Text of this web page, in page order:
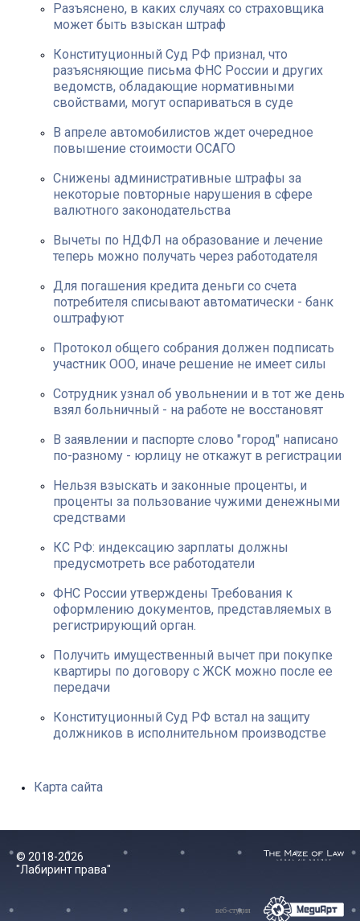
Разъяснено, в каких случаях со страховщика
может быть взыскан штраф
Конституционный Суд РФ признал, что
разъясняющие письма ФНС России и других
ведомств, обладающие нормативными
свойствами, могут оспариваться в суде
В апреле автомобилистов ждет очередное
повышение стоимости ОСАГО
Снижены административные штрафы за
некоторые повторные нарушения в сфере
валютного законодательства
Вычеты по НДФЛ на образование и лечение
теперь можно получать через работодателя
Для погашения кредита деньги со счета
потребителя списывают автоматически - банк
оштрафуют
Протокол общего собрания должен подписать
участник ООО, иначе решение не имеет силы
Сотрудник узнал об увольнении и в тот же день
взял больничный - на работе не восстановят
В заявлении и паспорте слово "город" написано
по-разному - юрлицу не откажут в регистрации
Нельзя взыскать и законные проценты, и
проценты за пользование чужими денежными
средствами
КС РФ: индексацию зарплаты должны
предусмотреть все работодатели
ФНС России утверждены Требования к
оформлению документов, представляемых в
регистрирующий орган.
Получить имущественный вычет при покупке
квартиры по договору с ЖСК можно после ее
передачи
Конституционный Суд РФ встал на защиту
должников в исполнительном производстве
Карта сайта
© 2018-2026
"Лабиринт права"
веб-студия